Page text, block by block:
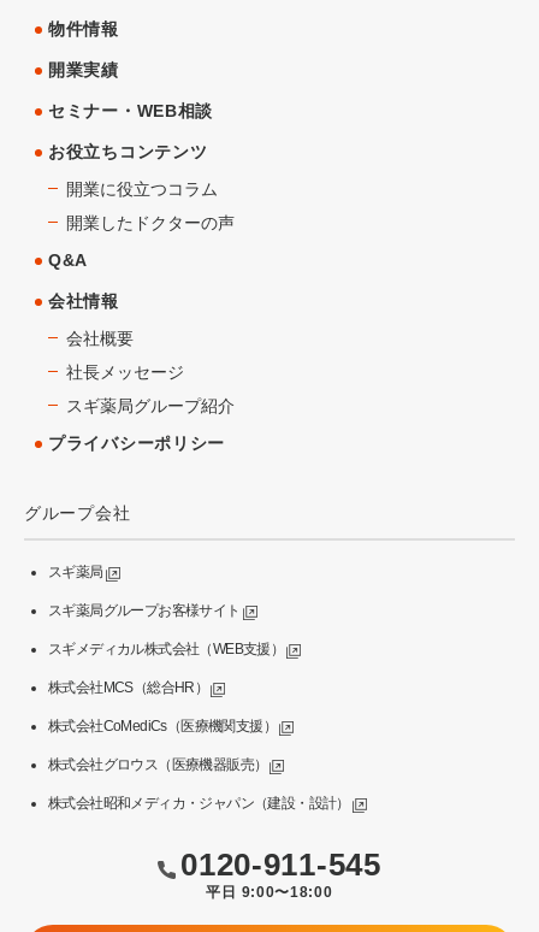
物件情報
開業実績
セミナー・WEB相談
お役立ちコンテンツ
開業に役立つコラム
開業したドクターの声
Q&A
会社情報
会社概要
社長メッセージ
スギ薬局グループ紹介
プライバシーポリシー
グループ会社
スギ薬局
スギ薬局グループお客様サイト
スギメディカル株式会社（WEB支援）
株式会社MCS（総合HR）
株式会社CoMediCs（医療機関支援）
株式会社グロウス（医療機器販売）
株式会社昭和メディカ・ジャパン（建設・設計）
0120-911-545
平日 9:00〜18:00